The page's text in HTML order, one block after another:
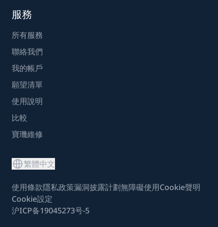
服務
所有服務
聯絡我們
我的帳戶
願望清單
使用說明
比較
寶璣維修
繁體中文
使用條款隱私政策漏洞披露計劃無障礙使用Cookie聲明
Cookie設定
沪ICP备19045273号-5